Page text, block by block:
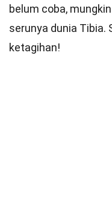
belum coba,
serunya dunia Tibia.
ketagihan!